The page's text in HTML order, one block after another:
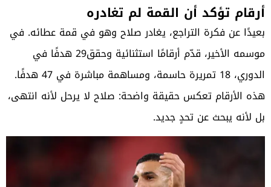
أرقام تؤكد أن القمة لم تغادره
بعيدًا عن فكرة التراجع، يغادر صلاح وهو في قمة عطائه. في
موسمه الأخير، قدّم أرقامًا استثنائية وحقق29 هدفًا في
الدوري، 18 تمريرة حاسمة، ومساهمة مباشرة في 47 هدفًا.
هذه الأرقام تعكس حقيقة واضحة: صلاح لا يرحل لأنه انتهى،
بل لأنه يبحث عن تحدٍ جديد.